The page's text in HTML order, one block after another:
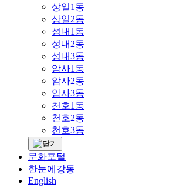
상일1동
상일2동
성내1동
성내2동
성내3동
암사1동
암사2동
암사3동
천호1동
천호2동
천호3동
문화포털
한눈에강동
English